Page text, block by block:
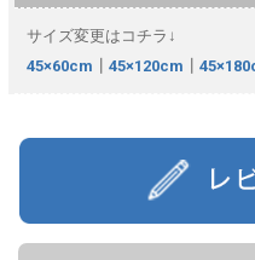
サイズ変更はコチラ↓
45×60cm
45×120cm